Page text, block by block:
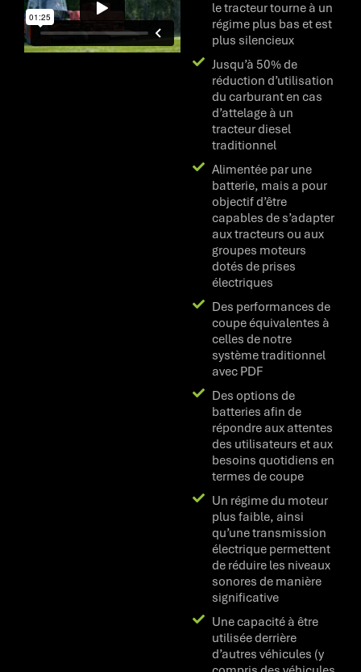
le tracteur tourne à un
régime plus bas et est
plus silencieux
Jusqu’à 50% de
réduction d’utilisation
du carburant en cas
d’attelage à un
tracteur diesel
traditionnel
Alimentée par une
batterie, mais a pour
objectif d’être
capables de s’adapter
aux tracteurs ou aux
groupes moteurs
dotés de prises
électriques
Des performances de
coupe équivalentes à
celles de notre
système traditionnel
avec PDF
Des options de
batteries afin de
répondre aux attentes
des utilisateurs et aux
besoins quotidiens en
termes de coupe
Un régime du moteur
plus faible, ainsi
qu’une transmission
électrique permettent
de réduire les niveaux
sonores de manière
significative
Une capacité à être
utilisée derrière
d’autres véhicules (y